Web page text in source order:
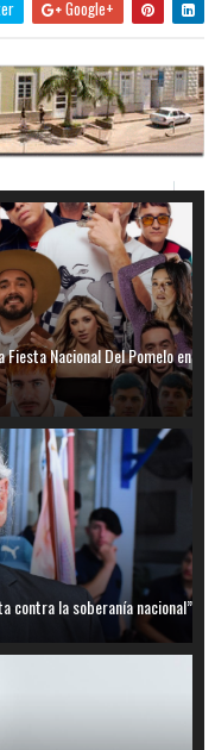
Google+
Nacional Del Pomelo en
contra la soberanía nacional”